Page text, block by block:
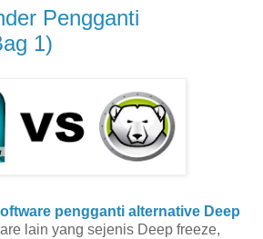
Pengganti
1)
pengganti alternative Deep
lain yang sejenis Deep freeze,